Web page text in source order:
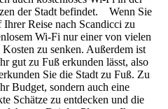
der Stadt befindet. Wenn Sie
Reise nach Scandicci zu
Wi-Fi nur einer von vielen
zu senken. Außerdem ist
gut zu Fuß erkunden lässt, also
Sie die Stadt zu Fuß. Zu
Budget, sondern auch eine
Schätze zu entdecken und die